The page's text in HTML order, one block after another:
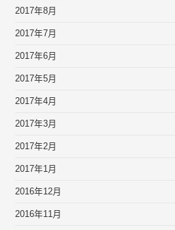
2017年8月
2017年7月
2017年6月
2017年5月
2017年4月
2017年3月
2017年2月
2017年1月
2016年12月
2016年11月